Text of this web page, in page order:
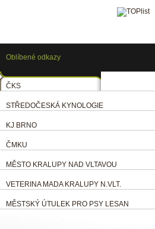
Oblíbené odkazy
ČKS
STŘEDOČESKÁ KYNOLOGIE
KJ BRNO
ČMKU
MĚSTO KRALUPY NAD VLTAVOU
VETERINA MADA KRALUPY N.VLT.
MĚSTSKÝ ÚTULEK PRO PSY LESAN